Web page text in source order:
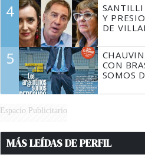
4
Y
DE
5
CON
SOMOS
Espacio Publicitario
MÁS LEÍDAS DE PERFIL